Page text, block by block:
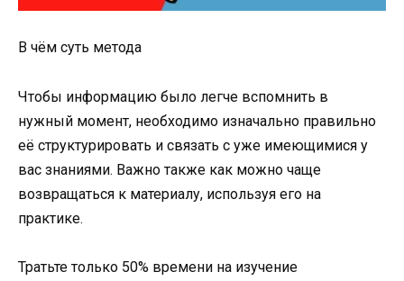
В чём суть метода
Чтобы информацию было легче вспомнить в
нужный момент, необходимо изначально правильно
её структурировать и связать с уже имеющимися у
вас знаниями. Важно также как можно чаще
возвращаться к материалу, используя его на
практике.
Тратьте только 50% времени на изучение